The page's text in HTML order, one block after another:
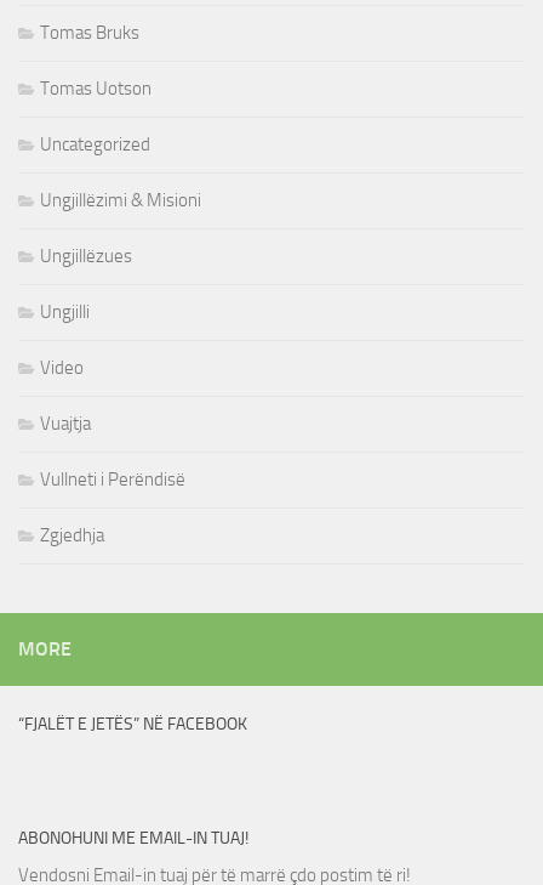
Tomas Bruks
Tomas Uotson
Uncategorized
Ungjillëzimi & Misioni
Ungjillëzues
Ungjilli
Video
Vuajtja
Vullneti i Perëndisë
Zgjedhja
MORE
“FJALËT E JETËS” NË FACEBOOK
ABONOHUNI ME EMAIL-IN TUAJ!
Vendosni Email-in tuaj për të marrë çdo postim të ri!